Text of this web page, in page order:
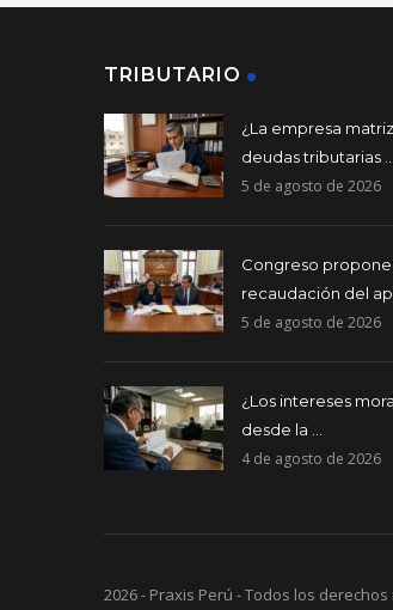
TRIBUTARIO
¿La empresa
deudas tributarias ...
5 de agosto de 2026
Congreso
recaudación del
5 de agosto de 2026
¿Los intereses
desde la ...
4 de agosto de 2026
2026 - Praxis Perú - Todos los